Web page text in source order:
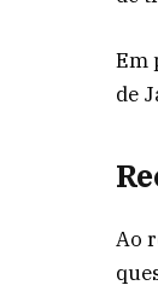
Em
de
Ao